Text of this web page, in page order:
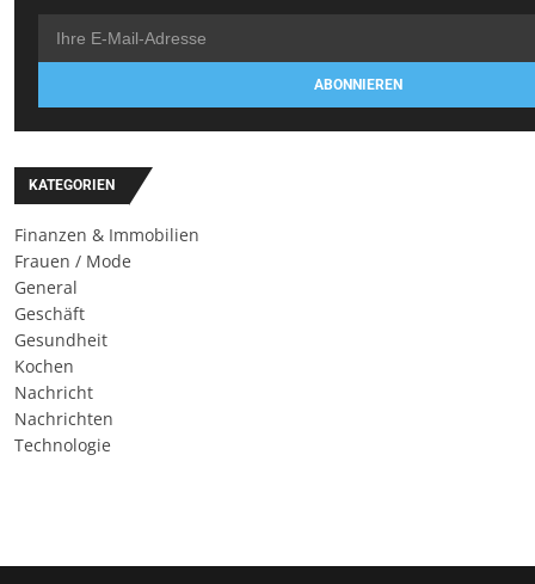
ABONNIEREN
KATEGORIEN
Finanzen & Immobilien
Frauen / Mode
General
Geschäft
Gesundheit
Kochen
Nachricht
Nachrichten
Technologie